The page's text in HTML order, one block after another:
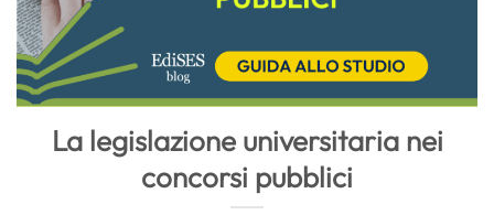
La legislazione universitaria nei
concorsi pubblici